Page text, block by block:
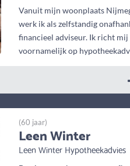
Vanuit mijn woonplaats
werk ik als zelfstandig
financieel adviseur. Ik richt mij
voornamelijk op
(60 jaar)
Leen Winter
Leen Winter Hypotheekadvies